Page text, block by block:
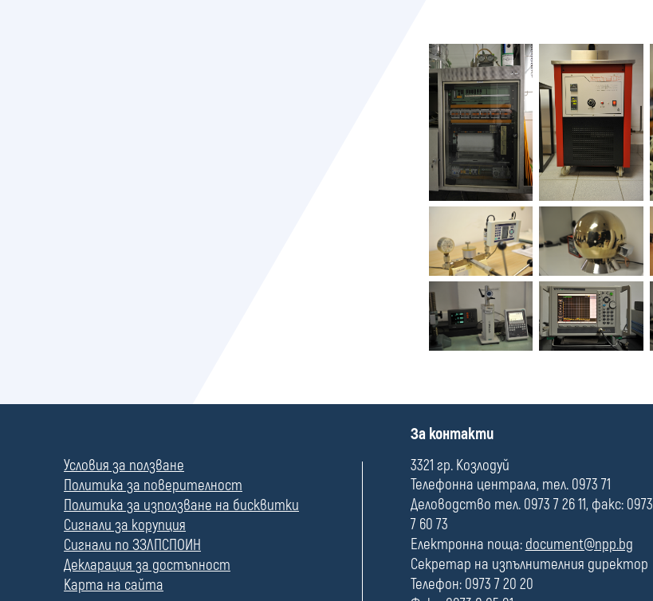
л
е
Условия за ползване
Политика за поверителност
Политика за използване на бисквитки
Сигнали за корупция
Сигнали по ЗЗЛПСПОИН
Декларация за достъпност
Карта на сайта
П
л
е
За контакти
3321 гр. Козлодуй
Телефонна централа, тел. 0973 71
Деловодство тел. 0973 7 26 11, факс: 0973
7 60 73
Електронна поща: document@npp.bg
Секретар на изпълнителния директор
Телефон: 0973 7 20 20